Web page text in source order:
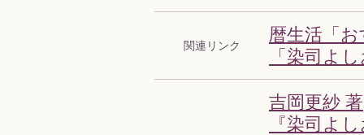
関連リンク
暦生活「
「染司よ
吉岡更紗 著
『染司よ